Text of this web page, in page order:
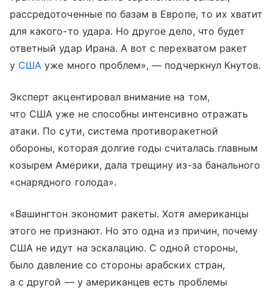
рассредоточенные по базам в Европе, то их хватит
для какого-то удара. Но другое дело, что будет
ответный удар Ирана. А вот с перехватом ракет
у США уже много проблем», — подчеркнул Кнутов.
Эксперт акцентировал внимание на том,
что США уже не способны интенсивно отражать
атаки. По сути, система противоракетной
обороны, которая долгие годы считалась главным
козырем Америки, дала трещину из-за банального
«снарядного голода».
«Вашингтон экономит ракеты. Хотя американцы
этого не признают. Но это одна из причин, почему
США не идут на эскалацию. С одной стороны,
было давление со стороны арабских стран,
а с другой — у американцев есть проблемы